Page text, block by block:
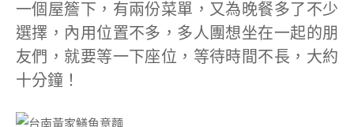
一個屋簷下，有兩份菜單，又為晚餐多了不少
選擇，內用位置不多，多人團想坐在一起的朋
友們，就要等一下座位，等待時間不長，大約
十分鐘！